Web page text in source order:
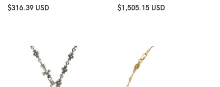
$316.39 USD
$1,505.15 USD